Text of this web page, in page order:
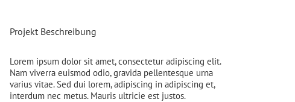
Projekt Beschreibung
Lorem ipsum dolor sit amet, consectetur adipiscing elit.
Nam viverra euismod odio, gravida pellentesque urna
varius vitae. Sed dui lorem, adipiscing in adipiscing et,
interdum nec metus. Mauris ultricie est justos.